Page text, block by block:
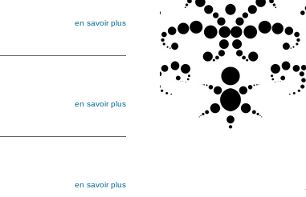
en savoir plus
en savoir plus
en savoir plus